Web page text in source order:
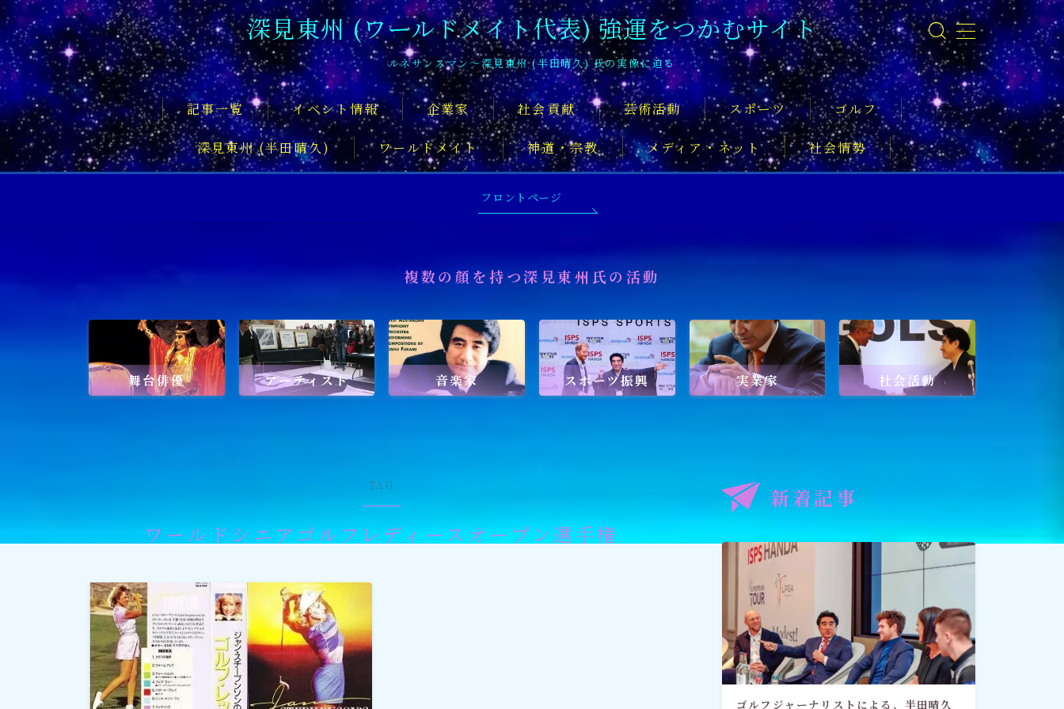
深見東州 (ワールドメイト代表) 強運をつかむサイト
ルネサンスマン〜深見東州 (半田晴久) 氏の実像に迫る
記事一覧 イベント情報 企業家 社会貢献 芸術活動 スポーツ ゴルフ
深見東州 (半田晴久) ワールドメイト 神道・宗教 メディア・ネット 社会情勢
フロントページ
文化・芸術活動
社会貢献 社会貢献
メディア・ネット
深見東州 (半田晴久)
ワールドメイト
神道・宗教
深見東州氏について知るおすすめの記事
舞台俳優 アーティスト 音楽家 スポーツ振興 実業家 社会活動
ワールドメイトを知るのにおすすめの記事
ワールドメイトで何を学ぶ？ 禅とワールドメイト
「深見東州直伝！ 願いが叶う祈
り方教室・入門篇」
フロントページ
複数の顔を持つ深見東州氏の活動
舞台俳優 アーティスト 音楽家 スポーツ振興 実業家 社会活動
TAG
ワールドシニアゴルフレディースオープン選手権
新着記事
ゴルフジャーナリストによる、半田晴久